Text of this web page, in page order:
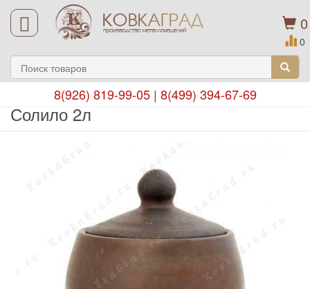
0
0
8(926) 819-99-05| 8(499) 394-67-69
Солило 2л